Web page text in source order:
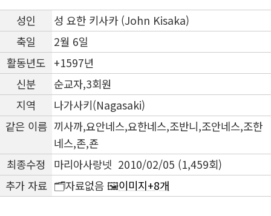
성인
성 요한 키사카 (John Kisaka)
축일
2월 6일
활동년도 +1597년
신분
순교자,3회원
지역
나가사키(Nagasaki)
같은 이름 끼사까,요안네스,요한네스,조반니,조안네스,조한
네스,존,죤
최종수정
마리아사랑넷 2010/02/05 (1,459회)
추가 자료 🗂️자료없음 🖼️이미지+8개